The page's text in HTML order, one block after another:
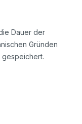
Dauer der
Gründen